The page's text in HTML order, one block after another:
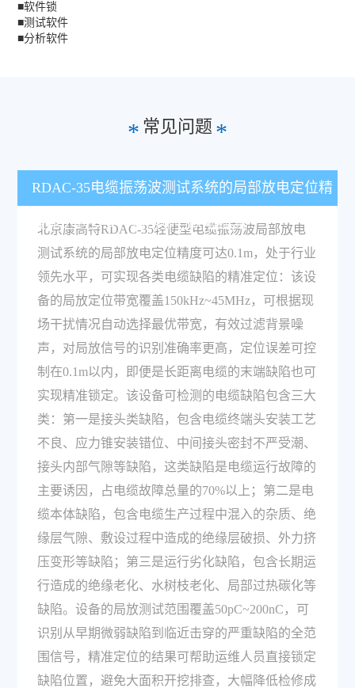
■软件锁
■测试软件
■分析软件
* 常见问题 *
RDAC-35电缆振荡波测试系统的局部放电定位精
度能达到多少？适用哪些缺陷检测？
北京康高特RDAC-35轻便型电缆振荡波局部放电
测试系统的局部放电定位精度可达0.1m，处于行业
领先水平，可实现各类电缆缺陷的精准定位：该设
备的局放定位带宽覆盖150kHz~45MHz，可根据现
场干扰情况自动选择最优带宽，有效过滤背景噪
声，对局放信号的识别准确率更高，定位误差可控
制在0.1m以内，即便是长距离电缆的末端缺陷也可
实现精准锁定。该设备可检测的电缆缺陷包含三大
类：第一是接头类缺陷，包含电缆终端头安装工艺
不良、应力锥安装错位、中间接头密封不严受潮、
接头内部气隙等缺陷，这类缺陷是电缆运行故障的
主要诱因，占电缆故障总量的70%以上；第二是电
缆本体缺陷，包含电缆生产过程中混入的杂质、绝
缘层气隙、敷设过程中造成的绝缘层破损、外力挤
压变形等缺陷；第三是运行劣化缺陷，包含长期运
行造成的绝缘老化、水树枝老化、局部过热碳化等
缺陷。设备的局放测试范围覆盖50pC~200nC，可
识别从早期微弱缺陷到临近击穿的严重缺陷的全范
围信号，精准定位的结果可帮助运维人员直接锁定
缺陷位置，避免大面积开挖排查，大幅降低检修成